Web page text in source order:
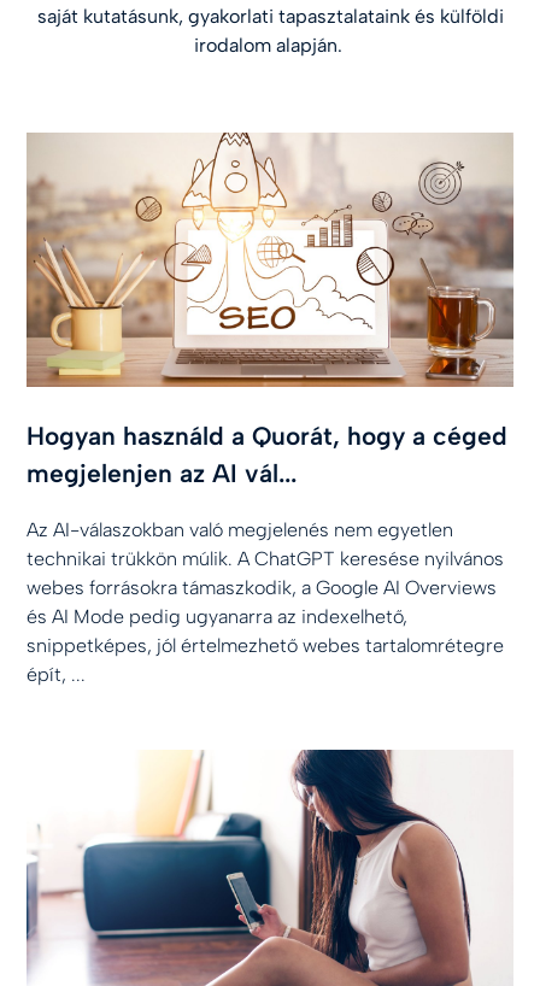
saját kutatásunk, gyakorlati tapasztalataink és külföldi
irodalom alapján.
Hogyan használd a Quorát, hogy a céged
megjelenjen az AI vál...
Az AI-válaszokban való megjelenés nem egyetlen
technikai trükkön múlik. A ChatGPT keresése nyilvános
webes forrásokra támaszkodik, a Google AI Overviews
és AI Mode pedig ugyanarra az indexelhető,
snippetképes, jól értelmezhető webes tartalomrétegre
épít, ...